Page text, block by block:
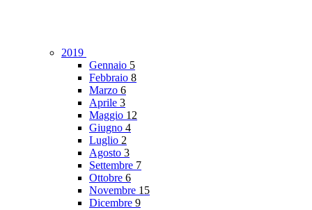
2019
Gennaio 5
Febbraio 8
Marzo 6
Aprile 3
Maggio 12
Giugno 4
Luglio 2
Agosto 3
Settembre 7
Ottobre 6
Novembre 15
Dicembre 9